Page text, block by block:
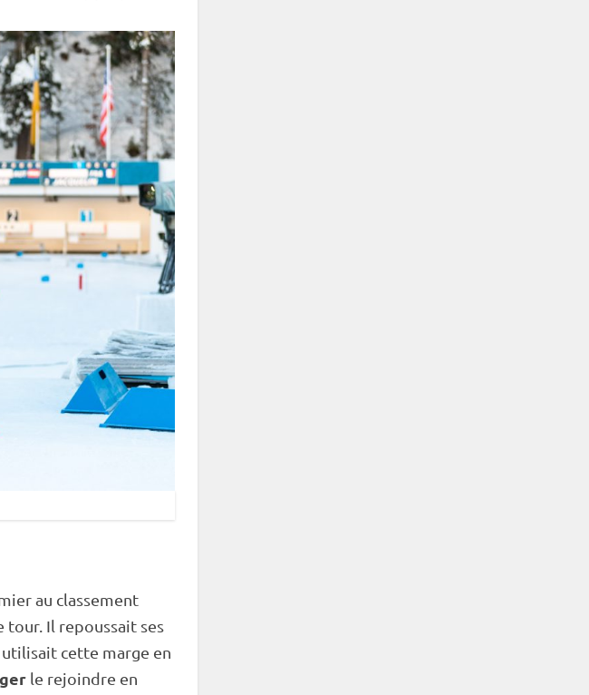
au classement
Il repoussait ses
cette marge en
le rejoindre en